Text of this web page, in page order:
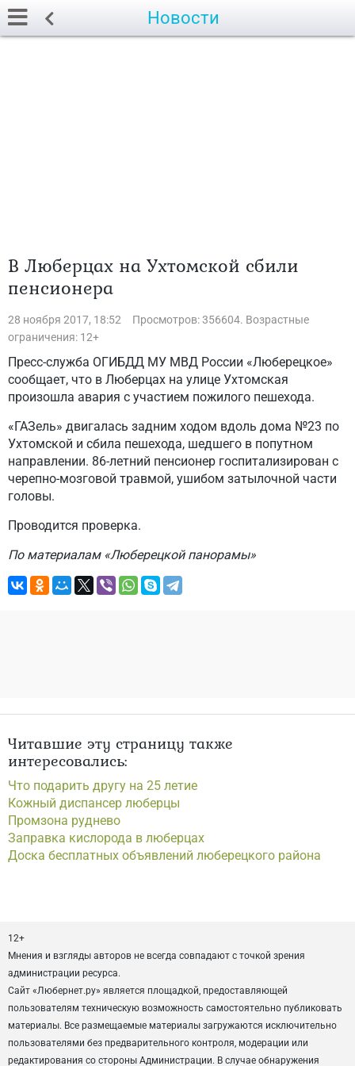
Новости
В Люберцах на Ухтомской сбили
пенсионера
28 ноября 2017, 18:52
Просмотров: 356604. Возрастные
ограничения: 12+
Пресс-служба ОГИБДД МУ МВД России «Люберецкое»
сообщает, что в Люберцах на улице Ухтомская
произошла авария с участием пожилого пешехода.
«ГАЗель» двигалась задним ходом вдоль дома №23 по
Ухтомской и сбила пешехода, шедшего в попутном
направлении. 86-летний пенсионер госпитализирован с
черепно-мозговой травмой, ушибом затылочной части
головы.
Проводится проверка.
По материалам «Люберецкой панорамы»
Читавшие эту страницу также
интересовались:
Что подарить другу на 25 летие
Кожный диспансер люберцы
Промзона руднево
Заправка кислорода в люберцах
Доска бесплатных объявлений люберецкого района
12+
Мнения и взгляды авторов не всегда совпадают с точкой зрения
администрации ресурса.
Сайт «Любернет.ру» является площадкой, предоставляющей
пользователям техническую возможность самостоятельно публиковать
материалы. Все размещаемые материалы загружаются исключительно
пользователями без предварительного контроля, модерации или
редактирования со стороны Администрации. В случае обнаружения